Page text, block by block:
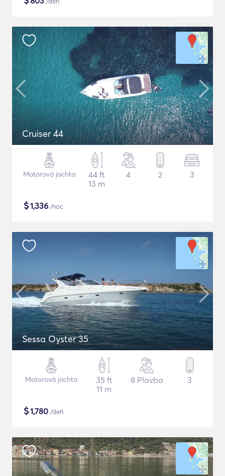
Cruiser 44
Motorová jachta
44 ft
13 m
4 2 3
$1,336 /noc
Sessa Oyster 35
Motorová jachta
35 ft
11 m
8 Plavba 3
$1,780 /deň